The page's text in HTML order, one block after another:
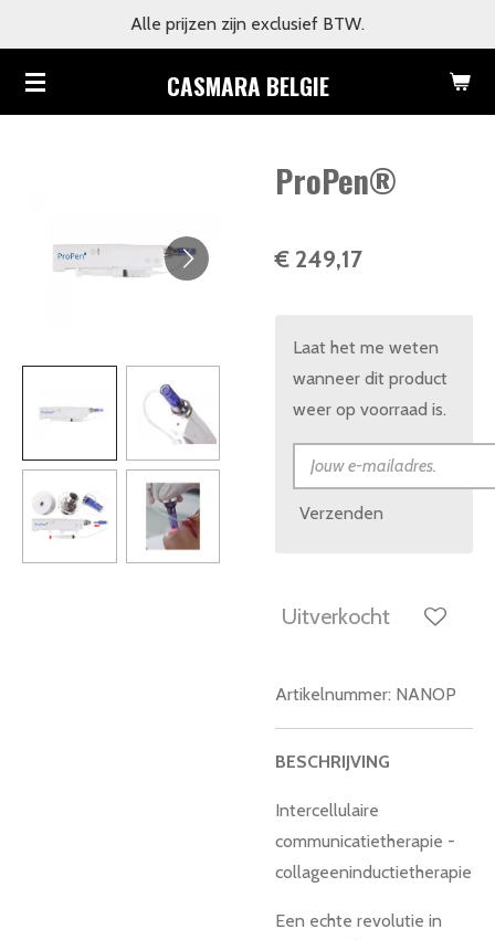
naar
de
CASMARA BELGIE
Alle prijzen zijn exclusief BTW.
ProPen®
€ 249,17
Laat het me weten
wanneer dit product
weer op voorraad is.
Verzenden
Uitverkocht
Artikelnummer: NANOP
BESCHRIJVING
Intercellulaire
communicatietherapie -
collageeninductietherapie
Een echte revolutie in